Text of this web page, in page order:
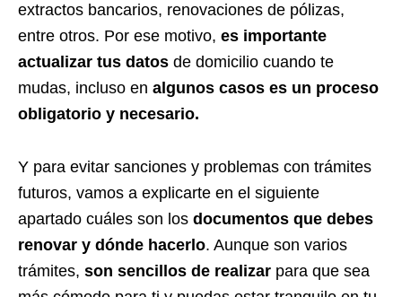
extractos bancarios, renovaciones de pólizas,
entre otros. Por ese motivo, es importante
actualizar tus datos de domicilio cuando te
mudas, incluso en algunos casos es un proceso
obligatorio y necesario.
Y para evitar sanciones y problemas con trámites
futuros, vamos a explicarte en el siguiente
apartado cuáles son los documentos que debes
renovar y dónde hacerlo. Aunque son varios
trámites, son sencillos de realizar para que sea